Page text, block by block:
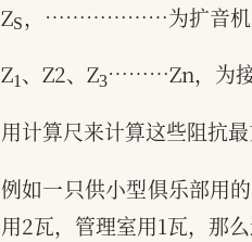
Z ，………………为扩音机的
Z 、Z2、Z ………Zn，为接
用计算尺来计算这些阻抗最
例如一只供小型俱乐部用
用2瓦，管理室用1瓦，那